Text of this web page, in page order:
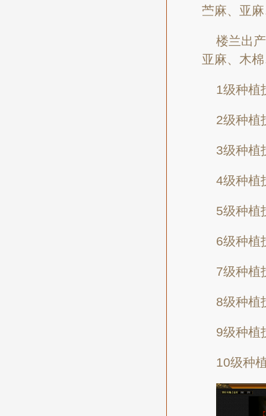
苎麻、亚
楼兰出
亚麻、木
1级种植
2级种植
3级种植
4级种植
5级种植
6级种植
7级种植
8级种植
9级种植
10级种